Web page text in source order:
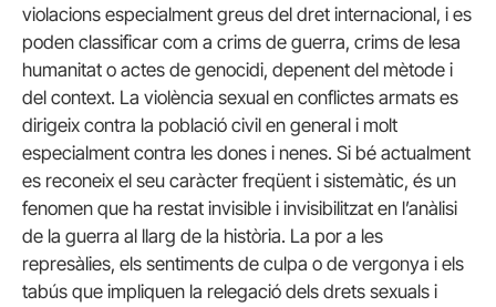
violacions especialment greus del dret internacional, i es
poden classificar com a crims de guerra, crims de lesa
humanitat o actes de genocidi, depenent del mètode i
del context. La violència sexual en conflictes armats es
dirigeix contra la població civil en general i molt
especialment contra les dones i nenes. Si bé actualment
es reconeix el seu caràcter freqüent i sistemàtic, és un
fenomen que ha restat invisible i invisibilitzat en l’anàlisi
de la guerra al llarg de la història. La por a les
represàlies, els sentiments de culpa o de vergonya i els
tabús que impliquen la relegació dels drets sexuals i